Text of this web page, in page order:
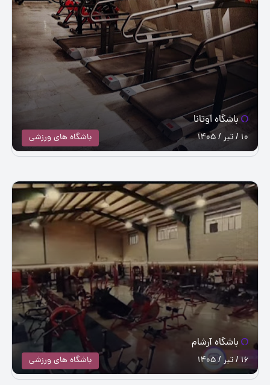
باشگاه اوتانا
باشگاه های ورزشی 10 / تیر / 1405
باشگاه آرشام
باشگاه های ورزشی 16 / تیر / 1405